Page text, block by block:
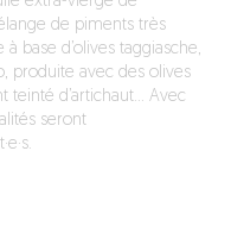
de piments très
base d’olives taggiasche,
produite avec des olives
teinté d’artichaut… Avec
seront